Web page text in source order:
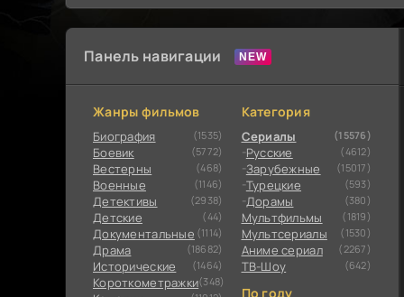
Панель навигации
Жанры фильмов
Биография (1535)
Боевик (5772)
Вестерны (468)
Военные (1146)
Детективы (2938)
Детские (44)
Документальные (1114)
Драма (18682)
Исторические (1464)
Короткометражки(348)
Категория
Сериалы (15576)
Русские (4612)
Зарубежные (15017)
Турецкие (593)
Дорамы (380)
Мультфильмы (1819)
Мультсериалы (1530)
Аниме сериал (2267)
ТВ-Шоу (642)
По году